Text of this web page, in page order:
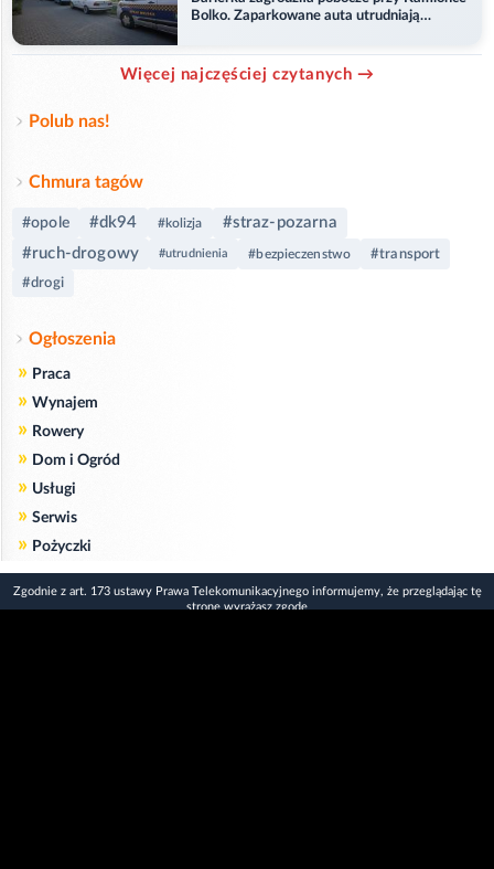
Bolko. Zaparkowane auta utrudniają
Więcej najczęściej czytanych →
Polub nas!
Chmura tagów
#opole #dk94 #kolizja
#straz-pozarna
#ruch-drogowy
#utrudnienia #bezpieczenstwo #transport
#drogi
Ogłoszenia
» Praca
» Wynajem
» Rowery
» Dom i Ogród
» Usługi
» Serwis
» Pożyczki
Zgodnie z art. 173 ustawy Prawa Telekomunikacyjnego informujemy, że przeglądając tę
stronę wyrażasz zgodę